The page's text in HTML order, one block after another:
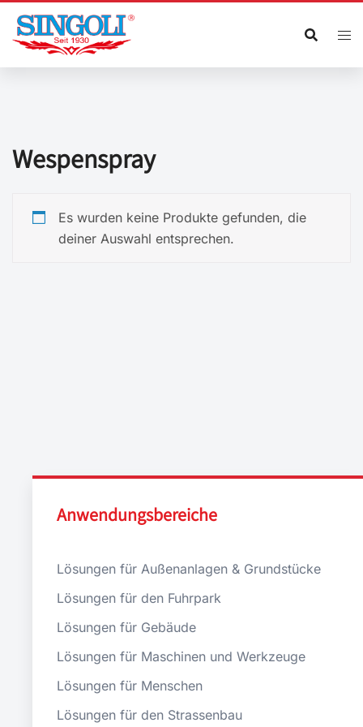
Zum
Inhalt
springen
Wespenspray
Es wurden keine Produkte gefunden, die
deiner Auswahl entsprechen.
Anwendungsbereiche
Lösungen für Außenanlagen & Grundstücke
Lösungen für den Fuhrpark
Lösungen für Gebäude
Lösungen für Maschinen und Werkzeuge
Lösungen für Menschen
Lösungen für den Strassenbau